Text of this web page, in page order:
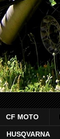
CF MOTO
HUSQVARNA